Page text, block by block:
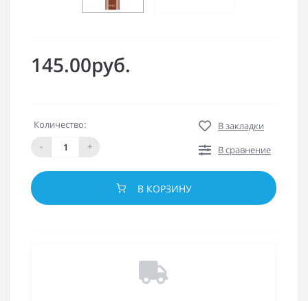
145.00руб.
Количество:
-
+
В закладки
В сравнение
В КОРЗИНУ